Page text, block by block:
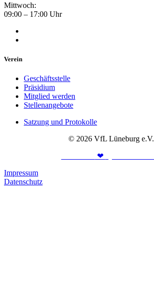
Mittwoch:
09:00 – 17:00 Uhr
Verein
Geschäftsstelle
Präsidium
Mitglied werden
Stellenangebote
Satzung und Protokolle
© 2026 VfL Lüneburg e.V.
❤
Impressum
Datenschutz